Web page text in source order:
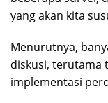
yang akan kita
Menurutnya,
diskusi, terutama
implementasi